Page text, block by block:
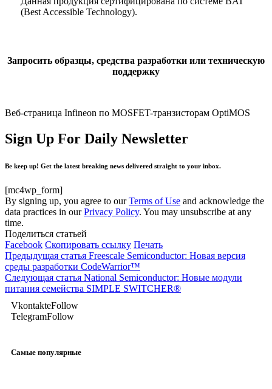
(Best Accessible Technology).
Запросить образцы, средства разработки или техническую
поддержку
Веб-страница Infineon по MOSFET-транзисторам OptiMOS
Sign Up For Daily Newsletter
Be keep up! Get the latest breaking news delivered straight to your inbox.
[mc4wp_form]
By signing up, you agree to ourTerms of Use and acknowledge the
data practices in ourPrivacy Policy. You may unsubscribe at any
time.
Поделиться статьей
Facebook Скопировать ссылку Печать
Предыдущая статья Freescale Semiconductor: Новая версия
среды разработки CodeWarrior™
Следующая статья National Semiconductor: Новые модули
питания семейства SIMPLE SWITCHER®
VkontakteFollow
TelegramFollow
Самые популярные